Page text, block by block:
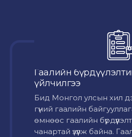
Гаалийн
үйлчилгээ
Бид Монгол улсын хил
гүний гаалийн
өмнөөс гаалийн
чанартай үзүүлж байна.